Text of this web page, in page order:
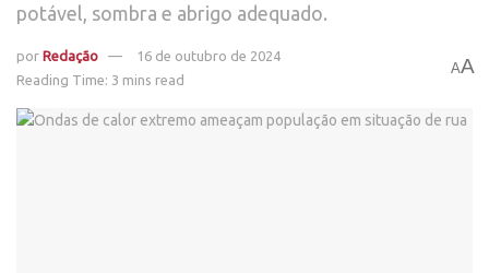
potável, sombra e abrigo adequado.
por Redação
16 de outubro de 2024
Reading Time: 3 mins read
AA